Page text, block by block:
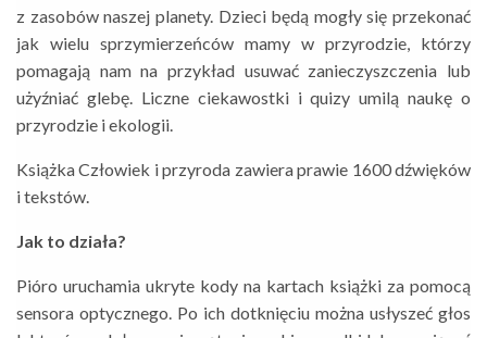
z zasobów naszej planety. Dzieci będą mogły się przekonać
jak wielu sprzymierzeńców mamy w przyrodzie, którzy
pomagają nam na przykład usuwać zanieczyszczenia lub
użyźniać glebę. Liczne ciekawostki i quizy umilą naukę o
przyrodzie i ekologii.
Książka Człowiek i przyroda zawiera prawie 1600 dźwięków
i tekstów.
Jak to działa?
Pióro uruchamia ukryte kody na kartach książki za pomocą
sensora optycznego. Po ich dotknięciu można usłyszeć głos